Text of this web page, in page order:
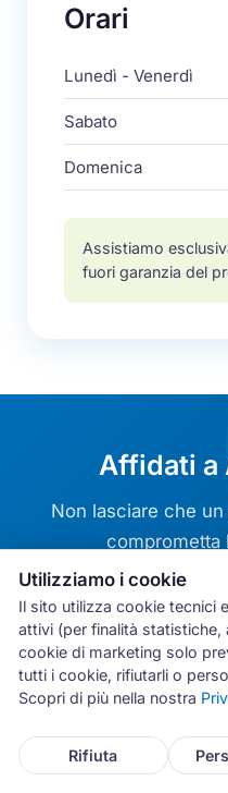
Orari
Lunedì - Venerdì
Sabato
Domenica
Assistiamo
fuori garanzia del
Affidati a
Non lasciare che
comprometta
Oltre 20
Tecnici
Utilizziamo i cookie
Il sito utilizza cookie tecnici
attivi (per finalità statistiche,
cookie di marketing solo
tutti i cookie, rifiutarli o
Scopri di più nella nostra
Rifiuta